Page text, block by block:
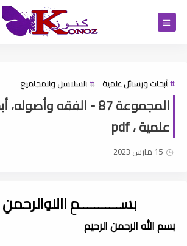
أبحاث ورسائل علمية السلاسل والمجاميع
المجموعة 87 - الفقه
علمية ، pdf
15 مارس 2023
بســـــــــــمِ
بسم الله الرحمن الرحيم